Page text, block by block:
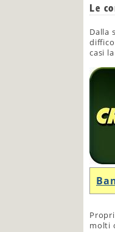
Le
Dalla
casi
molti